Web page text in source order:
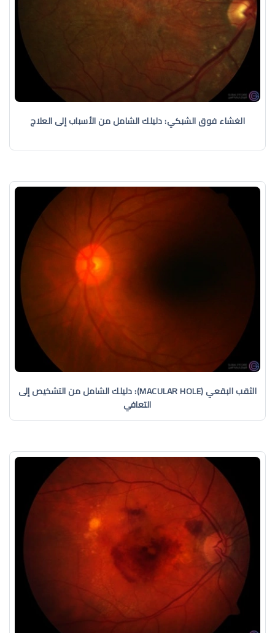
الغشاء فوق الشبكي: دليلك الشامل من الأسباب إلى العلاج
الثقب البقعي (MACULAR HOLE): دليلك الشامل من التشخيص إلى
التعافي